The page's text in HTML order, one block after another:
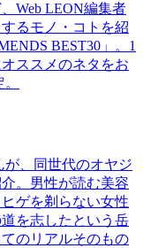
Web LEON編集者
るモノ・コトを紹
BEST30」。1
ススメのネタをお
が、同世代のオヤジ
。男性が読む美容
ゲを剃らない女性
を志したという岳
のリアルそのもの